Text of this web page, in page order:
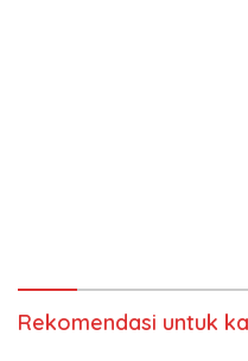
Rekomendasi untuk